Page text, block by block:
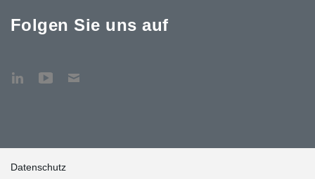
Folgen Sie uns auf
Datenschutz